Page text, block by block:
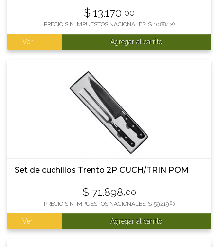
$ 13.170,00
PRECIO SIN IMPUESTOS NACIONALES: $ 10.884 ,30
Ver Agregar al carrito
Set de cuchillos Trento 2P CUCH/TRIN POM
$ 71.898,00
PRECIO SIN IMPUESTOS NACIONALES: $ 59.419,83
Ver Agregar al carrito